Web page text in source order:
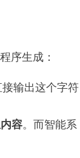
序生成：
输出这个字符
容。而智能系